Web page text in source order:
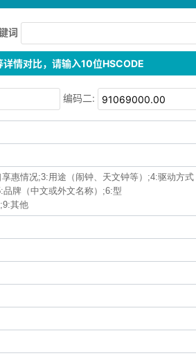
词
情对比，请输入10位HSCODE
编码二:
惠情况;3:用途（闹钟、天文钟等）;4:驱动方式
品牌（中文或外文名称）;6:型
其他